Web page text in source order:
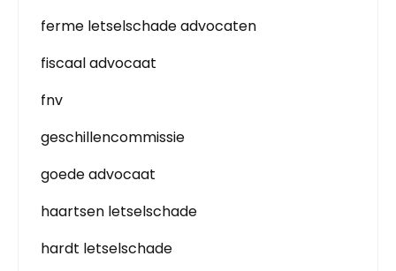
ferme letselschade advocaten
fiscaal advocaat
fnv
geschillencommissie
goede advocaat
haartsen letselschade
hardt letselschade